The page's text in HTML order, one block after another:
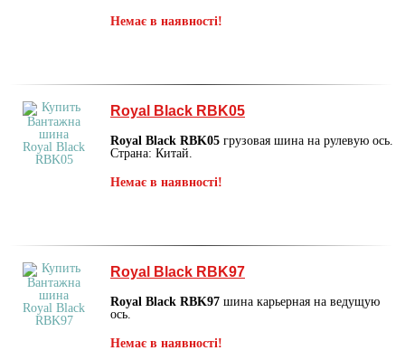
Немає в наявності!
Royal Black RBK05
Royal Black RBK05 грузовая шина на рулевую ось.
Страна: Китай.
Немає в наявності!
Royal Black RBK97
Royal Black RBK97 шина карьерная на ведущую
ось.
Немає в наявності!